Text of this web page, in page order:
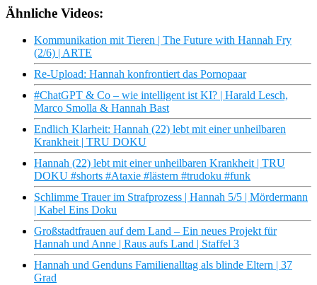
Ähnliche Videos:
Kommunikation mit Tieren | The Future with Hannah Fry
(2/6) | ARTE
Re-Upload: Hannah konfrontiert das Pornopaar
#ChatGPT & Co – wie intelligent ist KI? | Harald Lesch,
Marco Smolla & Hannah Bast
Endlich Klarheit: Hannah (22) lebt mit einer unheilbaren
Krankheit | TRU DOKU
Hannah (22) lebt mit einer unheilbaren Krankheit | TRU
DOKU #shorts #Ataxie #lästern #trudoku #funk
Schlimme Trauer im Strafprozess | Hannah 5/5 | Mördermann
| Kabel Eins Doku
Großstadtfrauen auf dem Land – Ein neues Projekt für
Hannah und Anne | Raus aufs Land | Staffel 3
Hannah und Genduns Familienalltag als blinde Eltern | 37
Grad